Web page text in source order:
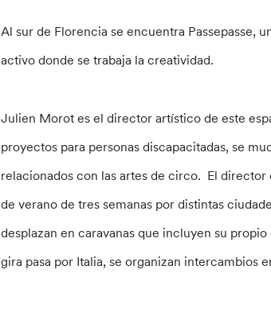
Al sur de Florencia se encuentra Passepasse,
activo donde se trabaja la creatividad.
Julien Morot es el director artístico de este
proyectos para personas discapacitadas, se
relacionados con las artes de circo. El director
de verano de tres semanas por distintas
desplazan en caravanas que incluyen su
gira pasa por Italia, se organizan intercambios